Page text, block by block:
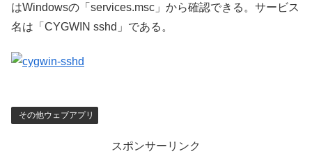
はWindowsの「services.msc」から確認できる。サービス
名は「CYGWIN sshd」である。
その他ウェブアプリ
スポンサーリンク